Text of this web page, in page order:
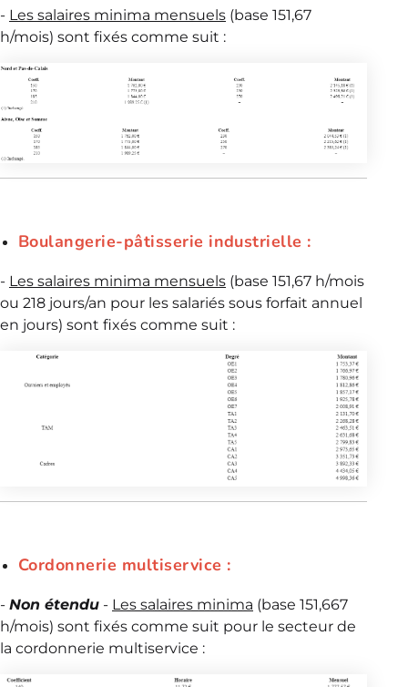
- Les salaires minima mensuels (base 151,67
h/mois) sont fixés comme suit :
Boulangerie-pâtisserie industrielle :
- Les salaires minima mensuels (base 151,67 h/mois
ou 218 jours/an pour les salariés sous forfait annuel
en jours) sont fixés comme suit :
Cordonnerie multiservice :
- Non étendu - Les salaires minima (base 151,667
h/mois) sont fixés comme suit pour le secteur de
la cordonnerie multiservice :